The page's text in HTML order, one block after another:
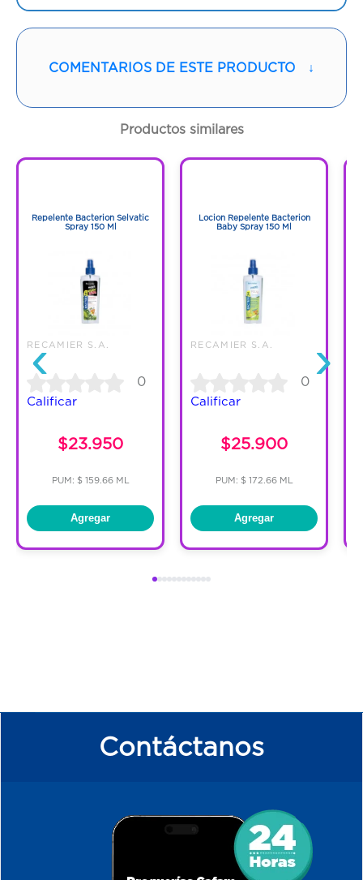
Código:1295629
COMENTARIOS DE ESTE PRODUCTO ↓
Productos similares
‹
Repelente Bacterion Selvatic
Spray 150 Ml
RECAMIER S.A.
0
Calificar
$23.950
PUM: $ 159.66 ML
Agregar
Locion Repelente Bacterion
Baby Spray 150 Ml
RECAMIER S.A.
0
Calificar
$25.900
PUM: $ 172.66 ML
Agregar
›
Contáctanos